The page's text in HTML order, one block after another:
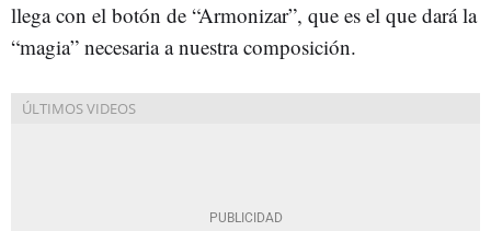
llega con el botón de “Armonizar”, que es el que dará la
“magia” necesaria a nuestra composición.